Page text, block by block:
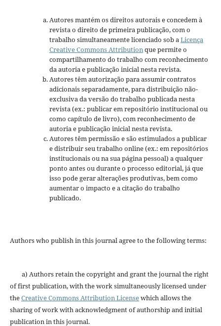
Autores mantém os direitos autorais e concedem à
revista o direito de primeira publicação, com o
trabalho simultaneamente licenciado sob aLicença
Creative Commons Attributionque permite o
compartilhamento do trabalho com reconhecimento
da autoria e publicação inicial nesta revista.
Autores têm autorização para assumir contratos
adicionais separadamente, para distribuição não-
exclusiva da versão do trabalho publicada nesta
revista (ex.: publicar em repositório institucional ou
como capítulo de livro), com reconhecimento de
autoria e publicação inicial nesta revista.
Autores têm permissão e são estimulados a publicar
e distribuir seu trabalho online (ex.: em repositórios
institucionais ou na sua página pessoal) a qualquer
ponto antes ou durante o processo editorial, já que
isso pode gerar alterações produtivas, bem como
aumentar o impacto e a citação do trabalho
publicado.
Authors who publish in this journal agree to the following terms:
a) Authors retain the copyright and grant the journal the right
of first publication, with the work simultaneously licensed under
theCreative Commons Attribution Licensewhich allows the
sharing of work with acknowledgment of authorship and initial
publication in this journal.